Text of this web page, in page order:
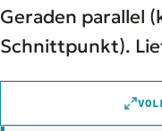
Geraden parallel
Schnittpunkt).